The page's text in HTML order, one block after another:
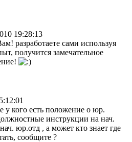
19:28:13
разработаете сами используя
получится замечательное
у кого есть положение о юр.
инструкции на нач.
юр.отд , а может кто знает где
сообщите ?